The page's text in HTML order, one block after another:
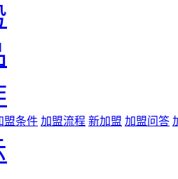
盟条件 加盟流程 新加盟 加盟问答